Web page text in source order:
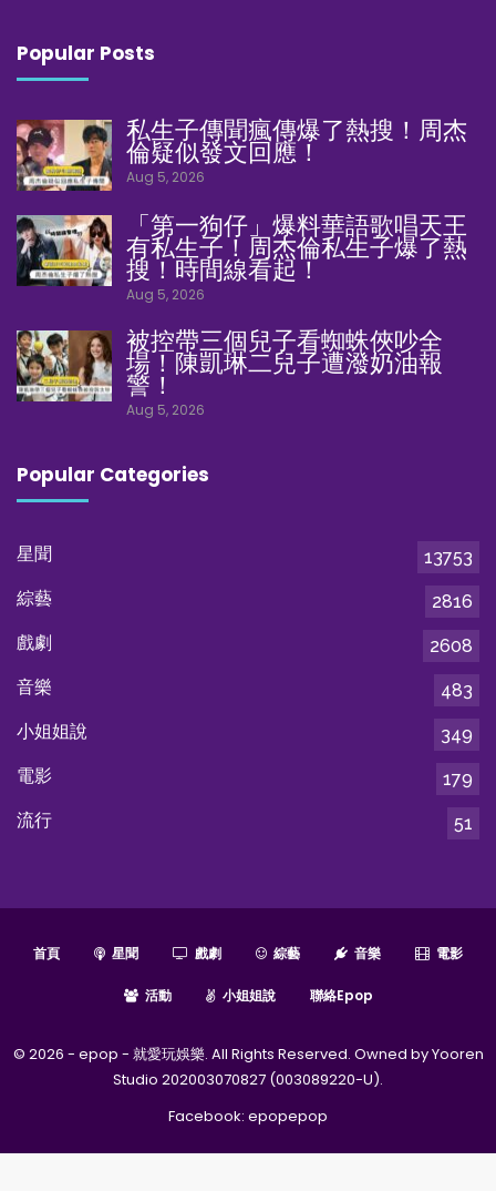
Popular Posts
私生子傳聞瘋傳爆了熱搜！周杰
倫疑似發文回應！
Aug 5, 2026
「第一狗仔」爆料華語歌唱天王
有私生子！周杰倫私生子爆了熱
搜！時間線看起！
Aug 5, 2026
被控帶三個兒子看蜘蛛俠吵全
場！陳凱琳二兒子遭潑奶油報
警！
Aug 5, 2026
Popular Categories
星聞
13753
綜藝
2816
戲劇
2608
音樂
483
小姐姐說
349
電影
179
流行
51
首頁 星聞 戲劇 綜藝 音樂 電影
活動 小姐姐說 聯絡epop
© 2026 - epop - 就愛玩娛樂. All Rights Reserved. Owned by Yooren
Studio 202003070827 (003089220-U).
Facebook: epopepop